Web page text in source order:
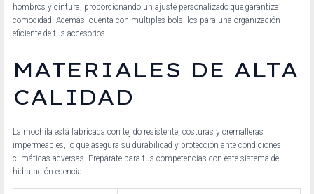
hombros y cintura, proporcionando un ajuste personalizado que garantiza
comodidad. Además, cuenta con múltiples bolsillos para una organización
eficiente de tus accesorios.
MATERIALES DE ALTA
CALIDAD
La mochila está fabricada con tejido resistente, costuras y cremalleras
impermeables, lo que asegura su durabilidad y protección ante condiciones
climáticas adversas. Prepárate para tus competencias con este sistema de
hidratación esencial.